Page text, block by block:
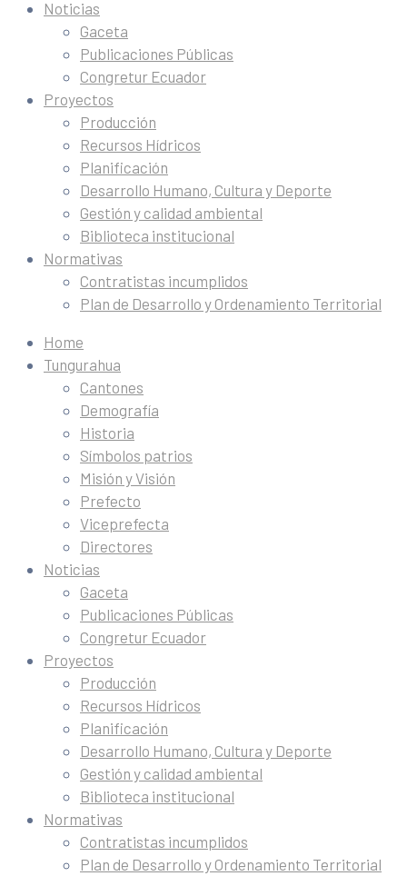
Noticias
Gaceta
Publicaciones Públicas
Congretur Ecuador
Proyectos
Producción
Recursos Hídricos
Planificación
Desarrollo Humano, Cultura y Deporte
Gestión y calidad ambiental
Biblioteca institucional
Normativas
Contratistas incumplidos
Plan de Desarrollo y Ordenamiento Territorial
Home
Tungurahua
Cantones
Demografía
Historia
Símbolos patrios
Misión y Visión
Prefecto
Viceprefecta
Directores
Noticias
Gaceta
Publicaciones Públicas
Congretur Ecuador
Proyectos
Producción
Recursos Hídricos
Planificación
Desarrollo Humano, Cultura y Deporte
Gestión y calidad ambiental
Biblioteca institucional
Normativas
Contratistas incumplidos
Plan de Desarrollo y Ordenamiento Territorial